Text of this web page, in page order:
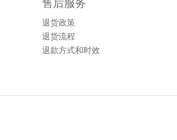
售后服务
退货政策
退货流程
退款方式和时效